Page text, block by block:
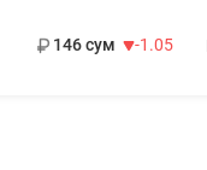
146 сум
-1.05